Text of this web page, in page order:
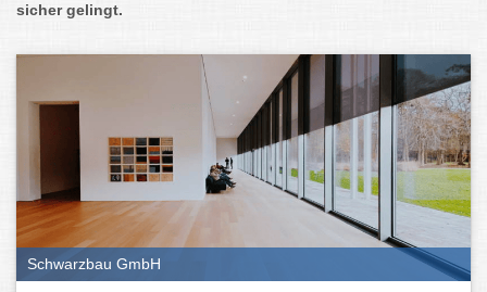
sicher gelingt.
Schwarzbau GmbH